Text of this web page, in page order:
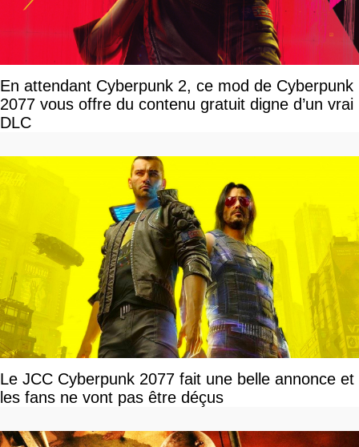
En attendant Cyberpunk 2, ce mod de Cyberpunk
2077 vous offre du contenu gratuit digne d’un vrai
DLC
Le JCC Cyberpunk 2077 fait une belle annonce et
les fans ne vont pas être déçus